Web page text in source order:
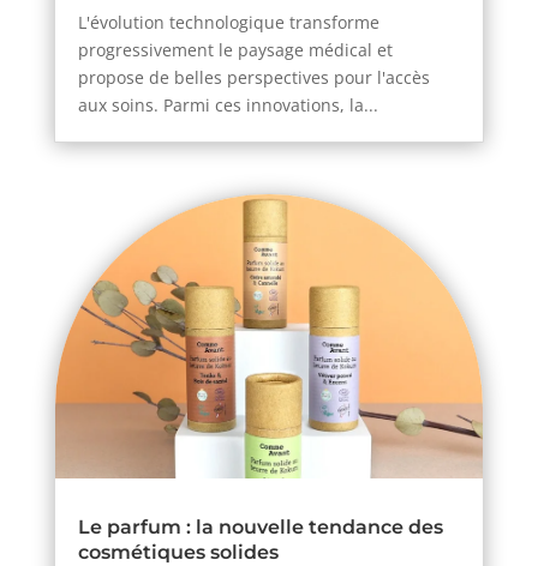
L'évolution technologique transforme
progressivement le paysage médical et
propose de belles perspectives pour l'accès
aux soins. Parmi ces innovations, la...
Le parfum : la nouvelle tendance des
cosmétiques solides